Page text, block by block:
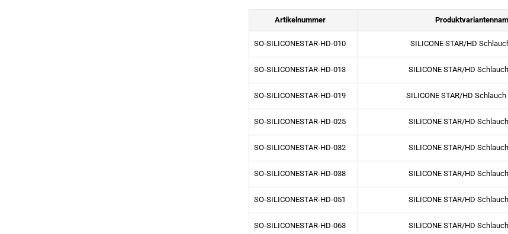
Artikelnummer
SO-SILICONESTAR-HD-010 SILICONE STAR/HD
SO-SILICONESTAR-HD-013 SILICONE STAR/HD
SO-SILICONESTAR-HD-019 SILICONE STAR/HD
SO-SILICONESTAR-HD-025 SILICONE STAR/HD
SO-SILICONESTAR-HD-032 SILICONE STAR/HD
SO-SILICONESTAR-HD-038 SILICONE STAR/HD
SO-SILICONESTAR-HD-051 SILICONE STAR/HD
SO-SILICONESTAR-HD-063 SILICONE STAR/HD